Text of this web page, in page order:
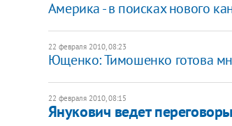
Америка - в поисках нового
22 февраля 2010, 08:23
Ющенко: Тимошенко готова
22 февраля 2010, 08:15
Янукович ведет